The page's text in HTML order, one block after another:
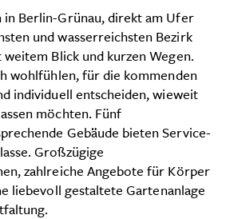
in Berlin-Grünau, direkt am Ufer
und wasserreichsten Bezirk
Blick und kurzen Wegen.
wohlfühlen, für die kommenden
individuell entscheiden, wieweit
möchten. Fünf
Gebäude bieten Service-
Großzügige
zahlreiche Angebote für Körper
liebevoll gestaltete Gartenanlage